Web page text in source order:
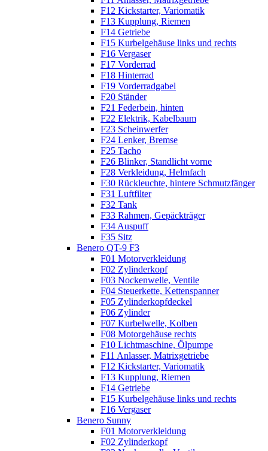
F12 Kickstarter, Variomatik
F13 Kupplung, Riemen
F14 Getriebe
F15 Kurbelgehäuse links und rechts
F16 Vergaser
F17 Vorderrad
F18 Hinterrad
F19 Vorderradgabel
F20 Ständer
F21 Federbein, hinten
F22 Elektrik, Kabelbaum
F23 Scheinwerfer
F24 Lenker, Bremse
F25 Tacho
F26 Blinker, Standlicht vorne
F28 Verkleidung, Helmfach
F30 Rückleuchte, hintere Schmutzfänger
F31 Luftfilter
F32 Tank
F33 Rahmen, Gepäckträger
F34 Auspuff
F35 Sitz
Benero QT-9 F3
F01 Motorverkleidung
F02 Zylinderkopf
F03 Nockenwelle, Ventile
F04 Steuerkette, Kettenspanner
F05 Zylinderkopfdeckel
F06 Zylinder
F07 Kurbelwelle, Kolben
F08 Motorgehäuse rechts
F10 Lichtmaschine, Ölpumpe
F11 Anlasser, Matrixgetriebe
F12 Kickstarter, Variomatik
F13 Kupplung, Riemen
F14 Getriebe
F15 Kurbelgehäuse links und rechts
F16 Vergaser
Benero Sunny
F01 Motorverkleidung
F02 Zylinderkopf